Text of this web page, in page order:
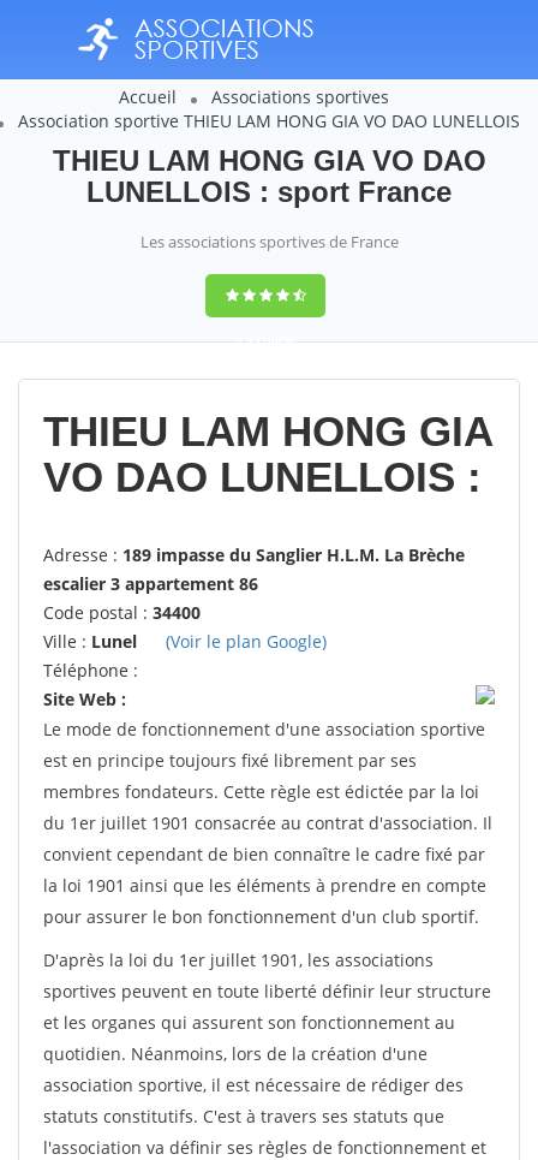
Accueil
Associations sportives
Association sportive THIEU LAM HONG GIA VO DAO LUNELLOIS
THIEU LAM HONG GIA VO DAO
LUNELLOIS : sport France
Les associations sportives de France
9,4(100%)
14358votes
THIEU LAM HONG GIA
VO DAO LUNELLOIS :
Adresse : 189 impasse du Sanglier H.L.M. La Brèche
escalier 3 appartement 86
Code postal : 34400
Ville : Lunel
(Voir le plan Google)
Téléphone :
Site Web :
Le mode de fonctionnement d'une association sportive
est en principe toujours fixé librement par ses
membres fondateurs. Cette règle est édictée par la loi
du 1er juillet 1901 consacrée au contrat d'association. Il
convient cependant de bien connaître le cadre fixé par
la loi 1901 ainsi que les éléments à prendre en compte
pour assurer le bon fonctionnement d'un club sportif.
D'après la loi du 1er juillet 1901, les associations
sportives peuvent en toute liberté définir leur structure
et les organes qui assurent son fonctionnement au
quotidien. Néanmoins, lors de la création d'une
association sportive, il est nécessaire de rédiger des
statuts constitutifs. C'est à travers ses statuts que
l'association va définir ses règles de fonctionnement et